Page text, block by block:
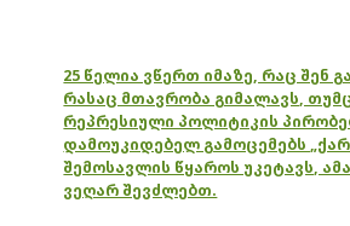
25 წელია ვწერთ იმაზე, რაც შენ
რასაც მთავრობა გიმალავს,
რეპრესიული პოლიტიკის
დამოუკიდებელ გამოცემებს
შემოსავლის წყაროს უკეტავს,
ვეღარ შევძლებთ.